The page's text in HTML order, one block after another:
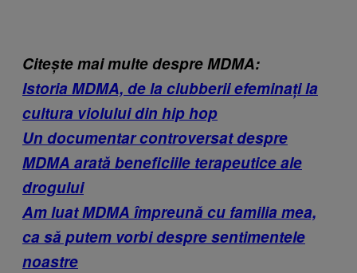
Citește mai multe despre MDMA:
Istoria MDMA, de la clubberii efeminați la
cultura violului din hip hop
Un documentar controversat despre
MDMA arată beneficiile terapeutice ale
drogului
Am luat MDMA împreună cu familia mea,
ca să putem vorbi despre sentimentele
noastre